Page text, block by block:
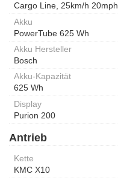
Cargo Line, 25km/h 20mph
Akku
PowerTube 625 Wh
Akku Hersteller
Bosch
Akku-Kapazität
625 Wh
Display
Purion 200
Antrieb
Kette
KMC X10